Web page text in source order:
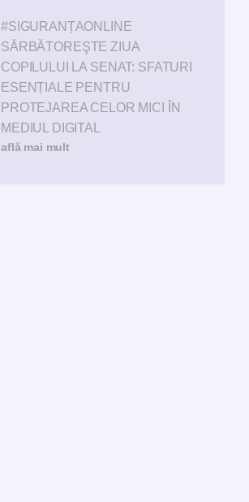
#SIGURANȚAONLINE
SĂRBĂTOREŞTE ZIUA
COPILULUI LA SENAT: SFATURI
ESENȚIALE PENTRU
PROTEJAREA CELOR MICI ÎN
MEDIUL DIGITAL
află mai mult